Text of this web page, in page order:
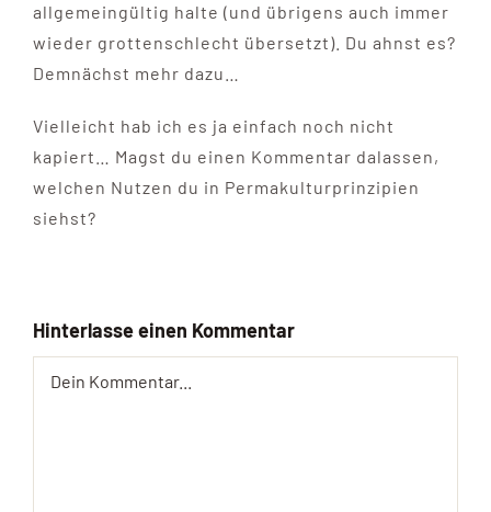
allgemeingültig halte (und übrigens auch immer
wieder grottenschlecht übersetzt). Du ahnst es?
Demnächst mehr dazu…
Vielleicht hab ich es ja einfach noch nicht
kapiert… Magst du einen Kommentar dalassen,
welchen Nutzen du in Permakulturprinzipien
siehst?
Hinterlasse einen Kommentar